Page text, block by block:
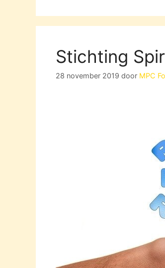
Stichting
28 november 2019 door MPC